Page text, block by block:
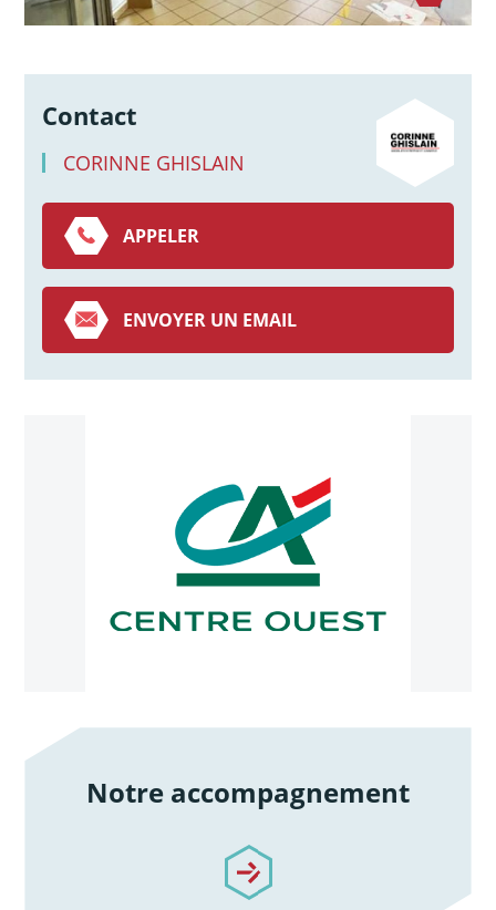
Contact
CORINNE GHISLAIN
APPELER
ENVOYER UN EMAIL
Notre accompagnement
/notre-accompagnement